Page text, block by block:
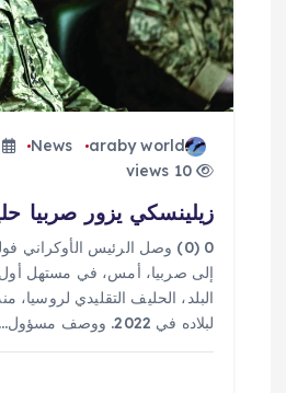
araby world
News
10 views
زيلينسكي يزور صربيا
0 (0) وصل الرئيس الأوكراني
إلى صربيا، أمس، في مستهل أول
البلد، الحليف التقليدي لروسيا،
لبلاده في 2022. ووصف مسؤول…